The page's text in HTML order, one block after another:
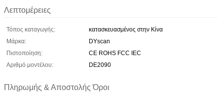
Λεπτομέρειες
Τόπος καταγωγής:
κατασκευασμένος στην Κίνα
Μάρκα:
DYscan
Πιστοποίηση:
CE ROHS FCC IEC
Αριθμό μοντέλου:
DE2090
Πληρωμής & Αποστολής Όροι